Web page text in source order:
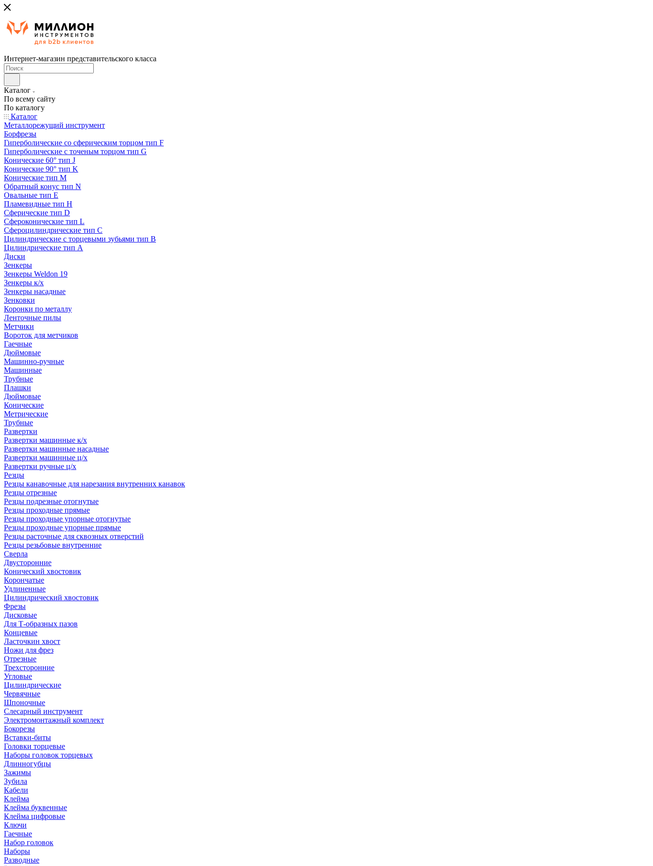
Интернет-магазин представительского класса
Каталог
По всему сайту
По каталогу
Каталог
Металлорежущий инструмент
Борфрезы
Гиперболические cо сферическим торцом тип F
Гиперболические с точеным торцом тип G
Конические 60° тип J
Конические 90° тип K
Конические тип M
Обратный конус тип N
Овальные тип E
Пламевидные тип H
Сферические тип D
Сфероконические тип L
Сфероцилиндрические тип C
Цилиндрические с торцевыми зубьями тип B
Цилиндрические тип А
Диски
Зенкеры
Зенкеры Weldon 19
Зенкеры к/х
Зенкеры насадные
Зенковки
Коронки по металлу
Ленточные пилы
Метчики
Вороток для метчиков
Гаечные
Дюймовые
Машинно-ручные
Машинные
Трубные
Плашки
Дюймовые
Конические
Метрические
Трубные
Развертки
Развертки машинные к/х
Развертки машинные насадные
Развертки машинные ц/х
Развертки ручные ц/х
Резцы
Резцы канавочные для нарезания внутренних канавок
Резцы отрезные
Резцы подрезные отогнутые
Резцы проходные прямые
Резцы проходные упорные отогнутые
Резцы проходные упорные прямые
Резцы расточные для сквозных отверстий
Резцы резьбовые внутренние
Сверла
Двусторонние
Конический хвостовик
Корончатые
Удлиненные
Цилиндрический хвостовик
Фрезы
Дисковые
Для Т-образных пазов
Концевые
Ласточкин хвост
Ножи для фрез
Отрезные
Трехсторонние
Угловые
Цилиндрические
Червячные
Шпоночные
Слесарный инструмент
Электромонтажный комплект
Бокорезы
Вставки-биты
Головки торцевые
Наборы головок торцевых
Длинногубцы
Зажимы
Зубила
Кабели
Клейма
Клейма буквенные
Клейма цифровые
Ключи
Гаечные
Набор головок
Наборы
Разводные